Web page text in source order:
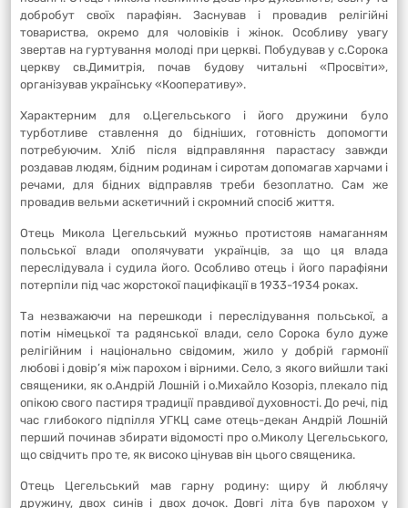
добробут своїх парафіян. Заснував і провадив релігійні
товариства, окремо для чоловіків і жінок. Особливу увагу
звертав на гуртування молоді при церкві. Побудував у с.Сорока
церкву св.Димитрія, почав будову читальні «Просвіти»,
організував українську «Кооперативу».
Характерним для о.Цегельського і його дружини було
турботливе ставлення до бідніших, готовність допомогти
потребуючим. Хліб після відправляння парастасу завжди
роздавав людям, бідним родинам і сиротам допомагав харчами і
речами, для бідних відправляв треби безоплатно. Сам же
провадив вельми аскетичний і скромний спосіб життя.
Отець Микола Цегельський мужньо протистояв намаганням
польської влади ополячувати українців, за що ця влада
переслідувала і судила його. Особливо отець і його парафіяни
потерпіли під час жорстокої пацифікації в 1933-1934 роках.
Та незважаючи на перешкоди і переслідування польської, а
потім німецької та радянської влади, село Сорока було дуже
релігійним і національно свідомим, жило у добрій гармонії
любові і довір’я між парохом і вірними. Село, з якого вийшли такі
священики, як о.Андрій Лошній і о.Михайло Козоріз, плекало під
опікою свого пастиря традиції правдивої духовності. До речі, під
час глибокого підпілля УГКЦ саме отець-декан Андрій Лошній
перший починав збирати відомості про о.Миколу Цегельського,
що свідчить про те, як високо цінував він цього священика.
Отець Цегельський мав гарну родину: щиру й люблячу
дружину, двох синів і двох дочок. Довгі літа був парохом у